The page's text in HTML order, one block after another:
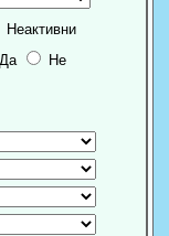
Неактивни
Да Не